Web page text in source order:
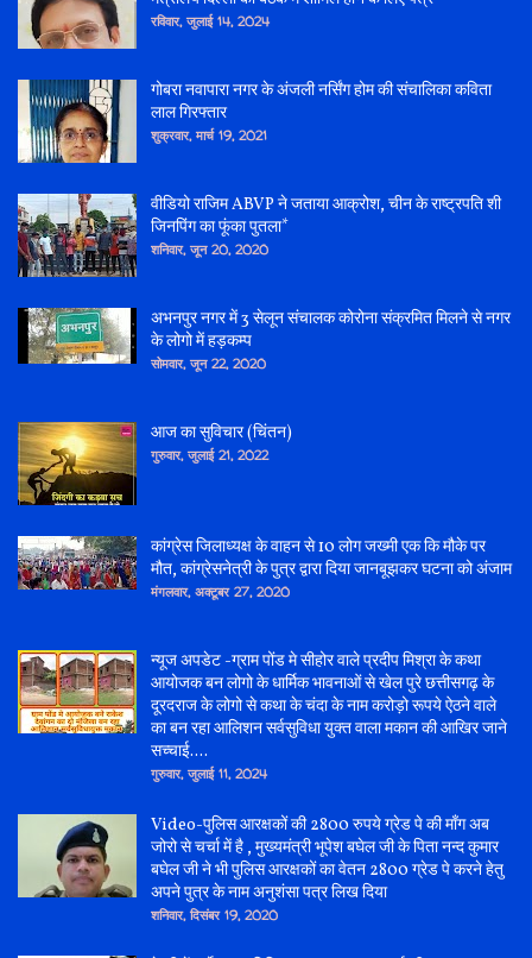
रविवार, जुलाई 14, 2024
गोबरा नवापारा नगर के अंजली नर्सिंग होम की संचालिका कविता
लाल गिरफ्तार
शुक्रवार, मार्च 19, 2021
वीडियो राजिम ABVP ने जताया आक्रोश, चीन के राष्ट्रपति शी
जिनपिंग का फूंका पुतला*
शनिवार, जून 20, 2020
अभनपुर नगर में 3 सेलून संचालक कोरोना संक्रमित मिलने से नगर
के लोगो में हड़कम्प
सोमवार, जून 22, 2020
आज का सुविचार (चिंतन)
गुरुवार, जुलाई 21, 2022
कांग्रेस जिलाध्यक्ष के वाहन से 10 लोग जख्मी एक कि मौके पर
मौत, कांग्रेसनेत्री के पुत्र द्वारा दिया जानबूझकर घटना को अंजाम
मंगलवार, अक्टूबर 27, 2020
न्यूज अपडेट -ग्राम पोंड मे सीहोर वाले प्रदीप मिश्रा के कथा
आयोजक बन लोगो के धार्मिक भावनाओं से खेल पुरे छत्तीसगढ़ के
दूरदराज के लोगो से कथा के चंदा के नाम करोड़ो रूपये ऐठने वाले
का बन रहा आलिशन सर्वसुविधा युक्त वाला मकान की आखिर जाने
सच्चाई....
गुरुवार, जुलाई 11, 2024
Video-पुलिस आरक्षकों की 2800 रुपये ग्रेड पे की माँग अब
जोरो से चर्चा में है , मुख्यमंत्री भूपेश बघेल जी के पिता नन्द कुमार
बघेल जी ने भी पुलिस आरक्षकों का वेतन 2800 ग्रेड पे करने हेतु
अपने पुत्र के नाम अनुशंसा पत्र लिख दिया
शनिवार, दिसंबर 19, 2020